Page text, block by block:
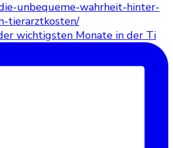
wichtigsten Monate in der Ti